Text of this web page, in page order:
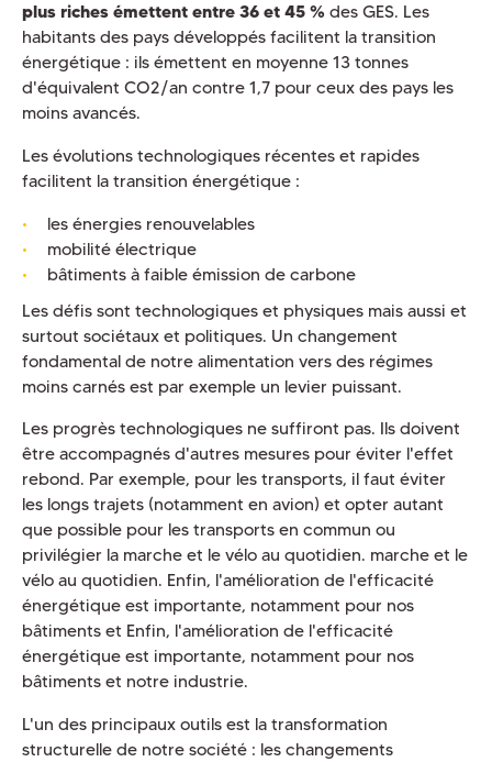
plus riches émettent entre 36 et 45 %des GES. Les
habitants des pays développés facilitent la transition
énergétique : ils émettent en moyenne 13 tonnes
d'équivalent CO2/an contre 1,7 pour ceux des pays les
moins avancés.
Les évolutions technologiques récentes et rapides
facilitent la transition énergétique :
les énergies renouvelables
mobilité électrique
bâtiments à faible émission de carbone
Les défis sont technologiques et physiques mais aussi et
surtout sociétaux et politiques. Un changement
fondamental de notre alimentation vers des régimes
moins carnés est par exemple un levier puissant.
Les progrès technologiques ne suffiront pas. Ils doivent
être accompagnés d'autres mesures pour éviter l'effet
rebond. Par exemple, pour les transports, il faut éviter
les longs trajets (notamment en avion) et opter autant
que possible pour les transports en commun ou
privilégier la marche et le vélo au quotidien. marche et le
vélo au quotidien. Enfin, l'amélioration de l'efficacité
énergétique est importante, notamment pour nos
bâtiments et Enfin, l'amélioration de l'efficacité
énergétique est importante, notamment pour nos
bâtiments et notre industrie.
L'un des principaux outils est la transformation
structurelle de notre société : les changements